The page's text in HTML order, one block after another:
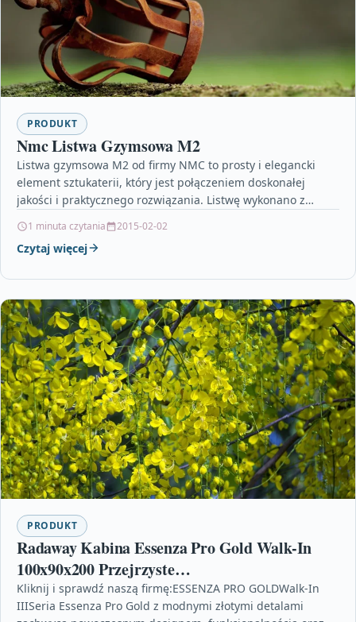
PRODUKT
Nmc Listwa Gzymsowa M2
Listwa gzymsowa M2 od firmy NMC to prosty i elegancki
element sztukaterii, który jest połączeniem doskonałej
jakości i praktycznego rozwiązania. Listwę wykonano z
1 minuta czytania 2015-02-02
Czytaj więcej
PRODUKT
Radaway Kabina Essenza Pro Gold Walk-In
100x90x200 Przejrzyste
101031000901+101030900901+38900009
Kliknij i sprawdź naszą firmę:ESSENZA PRO GOLDWalk-In
IIISeria Essenza Pro Gold z modnymi złotymi detalami